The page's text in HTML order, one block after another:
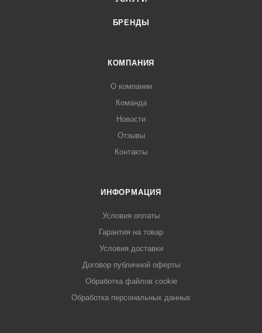
БРЕНДЫ
КОМПАНИЯ
О компании
Команда
Новости
Отзывы
Контакты
ИНФОРМАЦИЯ
Условия оплаты
Гарантия на товар
Условия доставки
Договор публичной оферты
Обработка файлов cookie
Обработка персональных данных